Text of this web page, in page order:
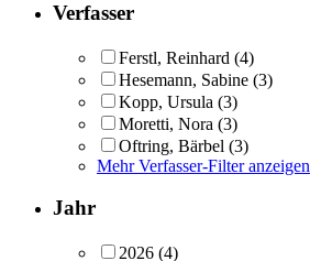
Verfasser
Ferstl, Reinhard (4)
Hesemann, Sabine (3)
Kopp, Ursula (3)
Moretti, Nora (3)
Oftring, Bärbel (3)
Mehr Verfasser-Filter anzeigen
Jahr
2026 (4)